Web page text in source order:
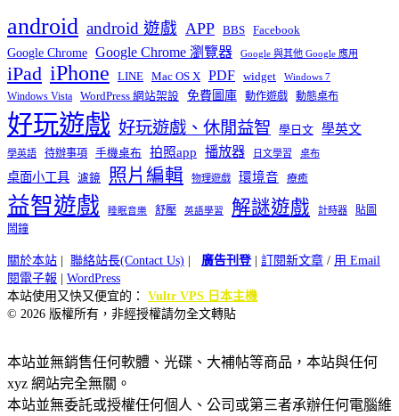
android android 遊戲 APP BBS Facebook
Google Chrome Google Chrome 瀏覽器 Google 與其他 Google 應用
iPad iPhone LINE Mac OS X PDF widget Windows 7
Windows Vista WordPress 網站架設 免費圖庫 動作遊戲 動態桌布
好玩遊戲 好玩遊戲、休閒益智 學日文 學英文
學英語 待辦事項 手機桌布 拍照app 播放器 日文學習 桌布
桌面小工具 濾鏡 照片編輯 物理遊戲 環境音 療癒
益智遊戲 睡眠音樂 舒壓 英語學習 解謎遊戲 計時器
貼圖
鬧鐘
關於本站 聯絡站長(Contact Us) 廣告刊登| 訂閱新文章 / 用 Email
閱電子報
WordPress
本站使用又快又便宜的： Vultr VPS 日本主機
© 2026 版權所有，非經授權請勿全文轉貼
本站並無銷售任何軟體、光碟、大補帖等商品，本站與任何
xyz 網站完全無關。
本站並無委託或授權任何個人、公司或第三者承辦任何電腦維